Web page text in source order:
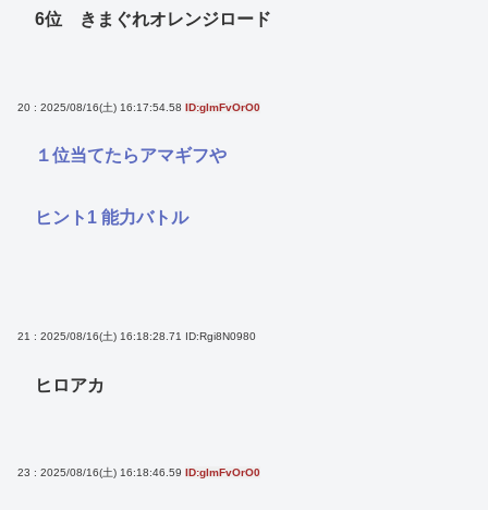
6位 きまぐれオレンジロード
20 : 2025/08/16(土) 16:17:54.58 ID:glmFvOrO0
１位当てたらアマギフや
ヒント1 能力バトル
21 : 2025/08/16(土) 16:18:28.71 ID:Rgi8N0980
ヒロアカ
23 : 2025/08/16(土) 16:18:46.59 ID:glmFvOrO0